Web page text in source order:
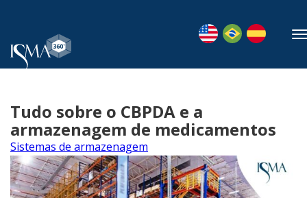
Tudo sobre o CBPDA e a
armazenagem de medicamentos
Sistemas de armazenagem